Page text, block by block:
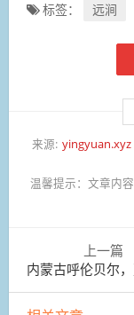
标签： 远涧
来源: yingyuan.xyz
温馨提示： 文章内
上一篇
内蒙古呼伦贝尔，万顷麦田